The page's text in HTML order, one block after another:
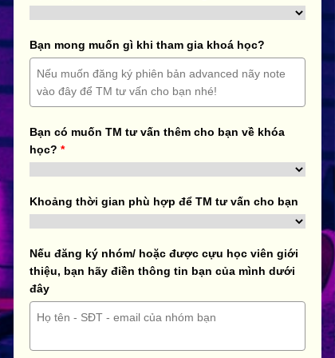
Bạn mong muốn gì khi tham gia khoá học?
Bạn có muốn TM tư vấn thêm cho bạn về khóa
học? *
Khoảng thời gian phù hợp để TM tư vấn cho bạn
Nếu đăng ký nhóm/ hoặc được cựu học viên giới
thiệu, bạn hãy điền thông tin bạn của mình dưới
đây